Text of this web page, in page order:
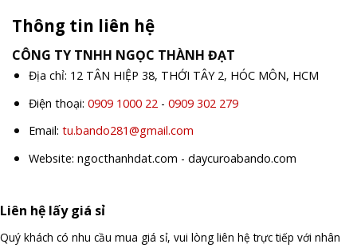
Thông tin liên hệ
CÔNG TY TNHH NGỌC THÀNH ĐẠT
Địa chỉ: 12 TÂN HIỆP 38, THỚI TÂY 2, HÓC MÔN, HCM
Điện thoại: 0909 1000 22 - 0909 302 279
Email: tu.bando281@gmail.com
Website: ngocthanhdat.com - daycuroabando.com
Liên hệ lấy giá sỉ
Quý khách có nhu cầu mua giá sỉ, vui lòng liên hệ trực tiếp với nhân